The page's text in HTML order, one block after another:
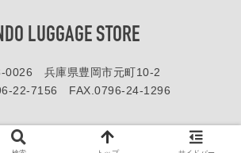
LUGGAGE STORE
0026 兵庫県豊岡市元町10-2
22-7156 FAX.0796-24-1296
を弊社の書類による許可無く複製することを禁じます。
エンドー鞄株式会社 All right reserved.